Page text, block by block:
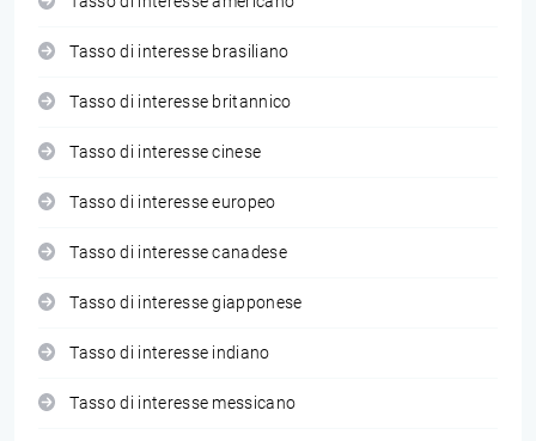
Tasso di interesse brasiliano
Tasso di interesse britannico
Tasso di interesse cinese
Tasso di interesse europeo
Tasso di interesse canadese
Tasso di interesse giapponese
Tasso di interesse indiano
Tasso di interesse messicano